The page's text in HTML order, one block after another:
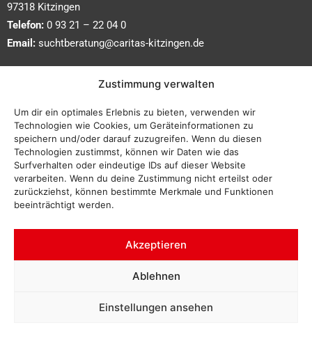
Zustimmung verwalten
Um dir ein optimales Erlebnis zu bieten, verwenden wir
Technologien wie Cookies, um Geräteinformationen zu
speichern und/oder darauf zuzugreifen. Wenn du diesen
Technologien zustimmst, können wir Daten wie das
Surfverhalten oder eindeutige IDs auf dieser Website
verarbeiten. Wenn du deine Zustimmung nicht erteilst oder
zurückziehst, können bestimmte Merkmale und Funktionen
beeinträchtigt werden.
Akzeptieren
Ablehnen
Einstellungen ansehen
97318 Kitzingen
Telefon: 0 93 21 – 22 04 0
Email: suchtberatung@caritas-kitzingen.de
Wir sind erreichbar:
bitte telefonisch oder persönlich
während der Bürozeiten vereinbaren:
Montag bis Donnerstag:
09:00 – 12:00 Uhr und
14:00 – 16:00 Uhr